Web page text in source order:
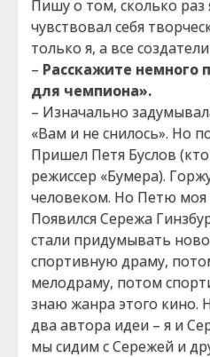
Пишу о том, сколько раз
чувствовал себя
только я, а все
– Расскажите немного
для чемпиона».
– Изначально
«Вам и не снилось». Но
Пришел Петя Буслов
режиссер «Бумера).
человеком. Но Петю моя
Появился Сережа
стали придумывать
спортивную драму,
мелодраму, потом
знаю жанра этого кино.
два автора идеи – я и
мы сидим с Сережей и